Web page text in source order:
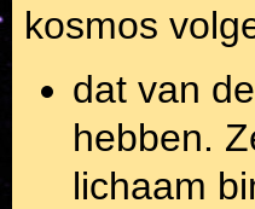
kosmos
dat van
hebben.
lichaam